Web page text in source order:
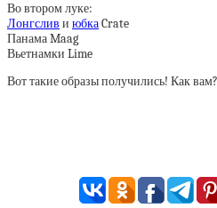
Во втором луке:
Лонгслив и юбкаCrate
Панама Maag
Вьетнамки Lime
Вот такие образы получились! Как